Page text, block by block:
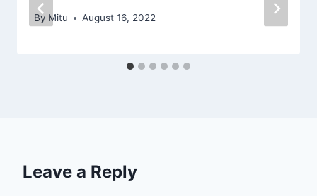
By Mitu August 16, 2022
Leave a Reply